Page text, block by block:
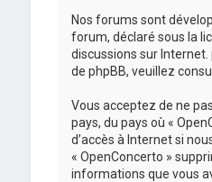
Nos forums sont
forum, déclaré sous la
discussions sur
de phpBB, veuillez
Vous acceptez de ne
pays, du pays où «
d’accès à Internet si
« OpenConcerto »
informations que vous